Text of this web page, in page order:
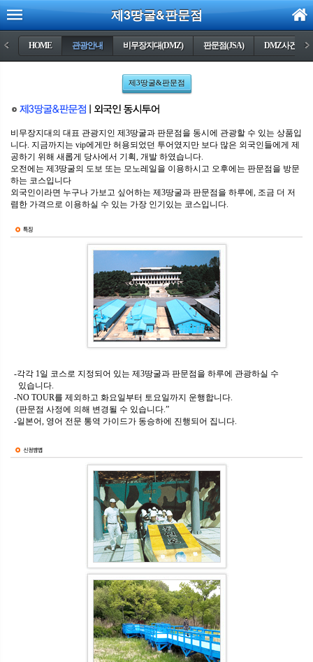
제3땅굴&판문점
< HOME 관광안내 비무장지대(DMZ) 판문점(JSA) DMZ사건들 >
제3땅굴&판문점
비무장지대의 대표 관광지인 제3땅굴과 판문점을 동시에 관광할 수 있는 상품입
니다. 지금까지는 vip에게만 허용되었던 투어였지만 보다 많은 외국인들에게 제
공하기 위해 새롭게 당사에서 기획, 개발 하였습니다.
오전에는 제3땅굴의 도보 또는 모노레일을 이용하시고 오후에는 판문점을 방문
하는 코스입니다
외국인이라면 누구나 가보고 싶어하는 제3땅굴과 판문점을 하루에, 조금 더 저
렴한 가격으로 이용하실 수 있는 가장 인기있는 코스입니다.
-각각 1일 코스로 지정되어 있는 제3땅굴과 판문점을 하루에 관광하실 수
있습니다.
-NO TOUR를 제외하고 화요일부터 토요일까지 운행합니다.
(판문점 사정에 의해 변경될 수 있습니다.”
-일본어, 영어 전문 통역 가이드가 동승하에 진행되어 집니다.